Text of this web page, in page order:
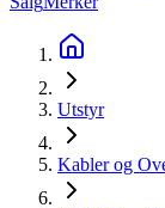
Utstyr
Kabler og